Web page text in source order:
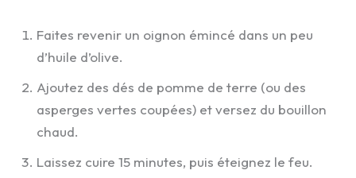
Faites revenir un oignon émincé dans un peu
d’huile d’olive.
Ajoutez des dés de pomme de terre (ou des
asperges vertes coupées) et versez du bouillon
chaud.
Laissez cuire 15 minutes, puis éteignez le feu.